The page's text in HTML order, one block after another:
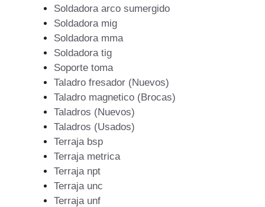
Soldadora arco sumergido
Soldadora mig
Soldadora mma
Soldadora tig
Soporte toma
Taladro fresador (Nuevos)
Taladro magnetico (Brocas)
Taladros (Nuevos)
Taladros (Usados)
Terraja bsp
Terraja metrica
Terraja npt
Terraja unc
Terraja unf